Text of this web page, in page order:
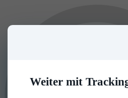
Weiter mit